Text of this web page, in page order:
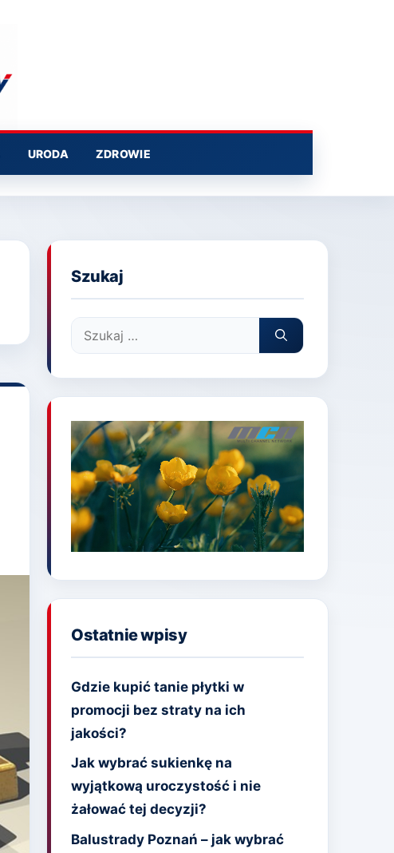
URODA ZDROWIE
Szukaj
Szukaj:
Ostatnie wpisy
Gdzie kupić tanie płytki w
promocji bez straty na ich
jakości?
Jak wybrać sukienkę na
wyjątkową uroczystość i nie
żałować tej decyzji?
Balustrady Poznań – jak wybrać